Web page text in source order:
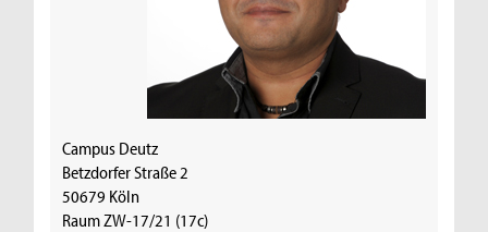
Campus Deutz
Betzdorfer Straße 2
50679 Köln
Raum ZW-17/21 (17c)